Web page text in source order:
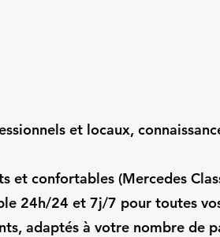
et locaux,
et confortables (Mercedes
24h/24 et 7j/7 pour toutes
adaptés à votre nombre de